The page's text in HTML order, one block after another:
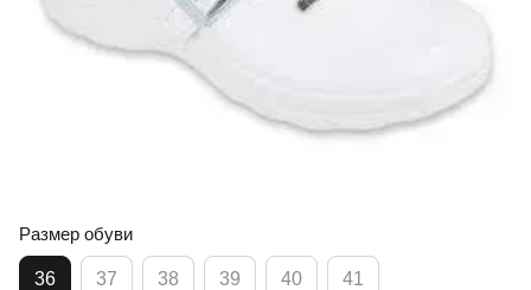
Размер обуви
36 37 38 39 40 41